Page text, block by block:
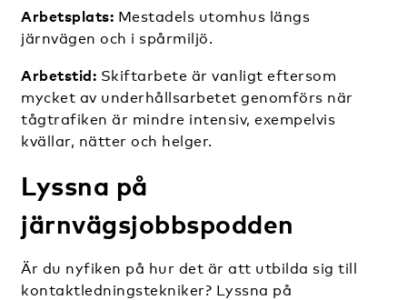
Arbetsplats: Mestadels utomhus längs
järnvägen och i spårmiljö.
Arbetstid: Skiftarbete är vanligt eftersom
mycket av underhållsarbetet genomförs när
tågtrafiken är mindre intensiv, exempelvis
kvällar, nätter och helger.
Lyssna på
järnvägsjobbspodden
Är du nyfiken på hur det är att utbilda sig till
kontaktledningstekniker? Lyssna på